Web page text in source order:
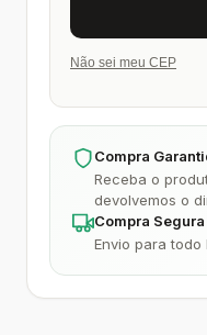
Não sei meu CEP
Compra
Receba o
devolvemos o
Compra Segura
Envio para